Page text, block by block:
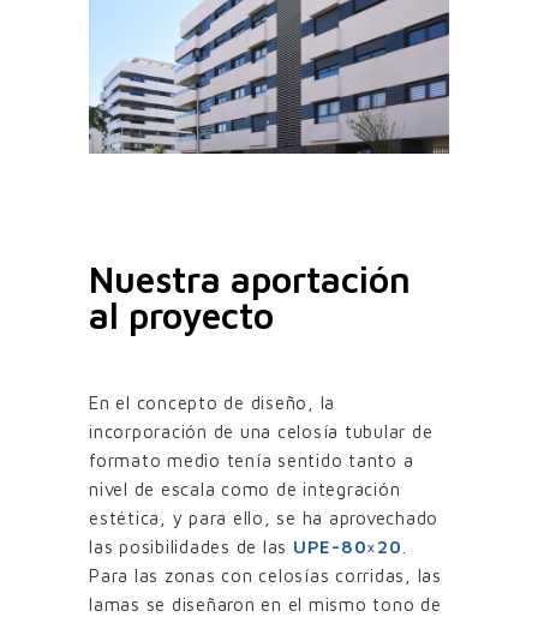
Nuestra aportación
al proyecto
En el concepto de diseño, la
incorporación de una celosía tubular de
formato medio tenía sentido tanto a
nivel de escala como de integración
estética, y para ello, se ha aprovechado
las posibilidades de las UPE-80×20
Para las zonas con celosías corridas, las
lamas se diseñaron en el mismo tono de